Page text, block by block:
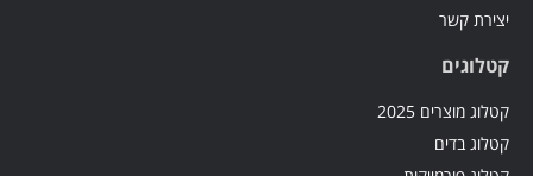
יצירת קשר
קטלוגים
קטלוג מוצרים 2025
קטלוג בדים